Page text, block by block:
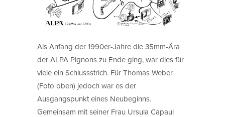
Als Anfang der 1990er-Jahre die 35mm-Ära
der ALPA Pignons zu Ende ging, war dies für
viele ein Schlussstrich. Für Thomas Weber
(Foto oben) jedoch war es der
Ausgangspunkt eines Neubeginns.
Gemeinsam mit seiner Frau Ursula Capaul